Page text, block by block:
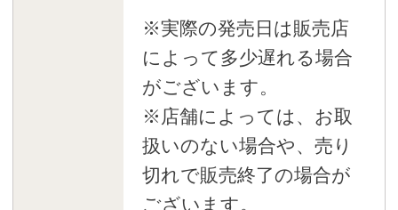
※実際の発売日は販売店
によって多少遅れる場合
がございます。
※店舗によっては、お取
扱いのない場合や、売り
切れで販売終了の場合が
ございます。